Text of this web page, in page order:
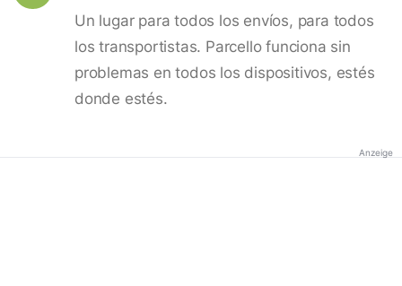
Un lugar para todos los envíos, para todos
los transportistas. Parcello funciona sin
problemas en todos los dispositivos, estés
donde estés.
Anzeige